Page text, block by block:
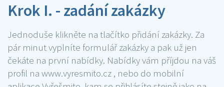
Krok I. - zadání zakázky
Jednoduše klikněte na tlačítko přidání zakázky. Za
pár minut vyplníte formulář zakázky a pak už jen
čekáte na první nabídky. Nabídky vám příjdou na váš
profil na www.vyresmito.cz , nebo do mobilní